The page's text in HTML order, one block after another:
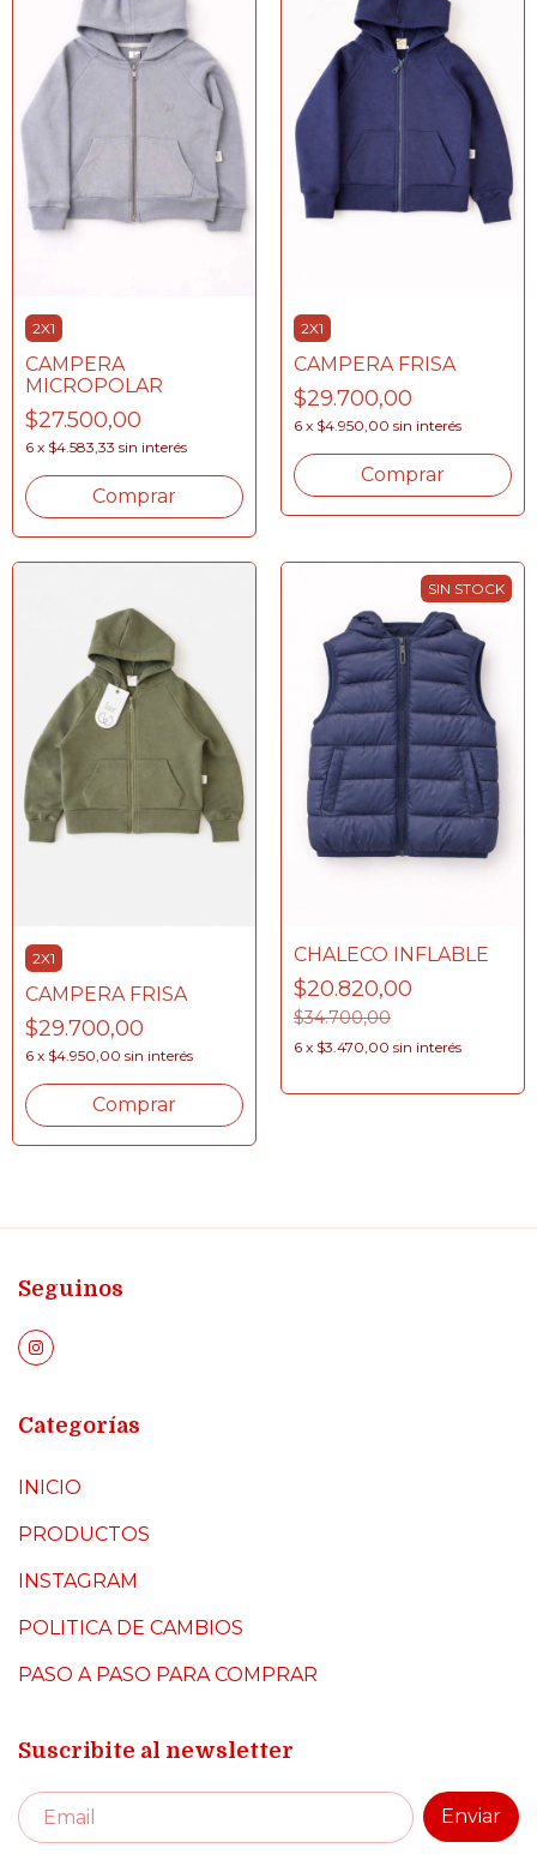
2X1
CAMPERA
MICROPOLAR
$27.500,00
6 x $4.583,33 sin interés
Comprar
2X1
CAMPERA FRISA
$29.700,00
6 x $4.950,00 sin interés
Comprar
2X1
CAMPERA FRISA
$29.700,00
6 x $4.950,00 sin interés
Comprar
SIN STOCK
CHALECO INFLABLE
$20.820,00
$34.700,00
6 x $3.470,00 sin interés
Seguinos
Categorías
INICIO
PRODUCTOS
INSTAGRAM
POLITICA DE CAMBIOS
PASO A PASO PARA COMPRAR
Suscribite al newsletter